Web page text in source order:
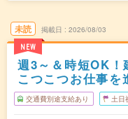
未読
NEW
掲載日 2026/08/03
週3～＆時短OK！
こつこつお仕事
交通費別途支給あり 土日